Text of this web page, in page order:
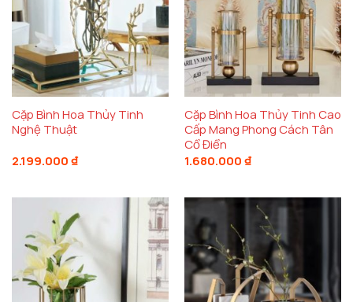
Cặp Bình Hoa Thủy Tinh
Nghệ Thuật
2.199.000 ₫
Cặp Bình Hoa Thủy Tinh Cao
Cấp Mang Phong Cách Tân
Cổ Điển
1.680.000 ₫